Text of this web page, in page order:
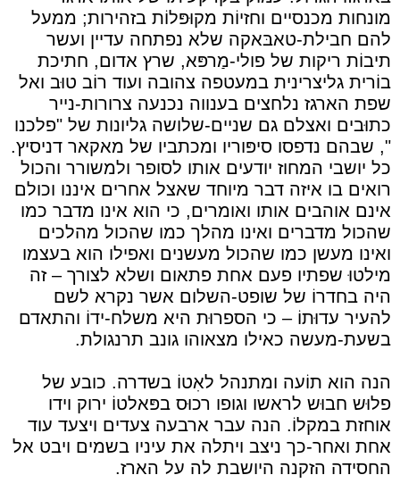
מונחות מכנסיים וחזיוֹת מקוּפּלוֹת בזהירות; ממעל
להם חבילת-טאבּאקה שלא נפתחה עדיין ועשר
תיבוֹת ריקות של פולי-מַרפּא, שרץ אדום, חתיכת
בוֹרית גליצרינית במעטפה צהובה ועוד רוֹב טוּב ואל
שפת הארגז נלחצים בענווה נכנעה צרורות-נייר
כתוּבים ואצלם גם שניים-שלושה גליונות של "פלכנו
", שבהם נדפסו סיפּוריו ומכתביו של מאקאר דניסיץ.
כל יושבי המחוז יודעים אותו לסופר ולמשורר והכול
רואים בו איזה דבר מיוחד שאצל אחרים איננו וכולם
אינם אוהבים אותו ואומרים, כי הוא אינו מדבר כמו
שהכול מדברים ואינו מהלך כמו שהכול מהלכים
ואינו מעשן כמו שהכול מעשנים ואפילו הוא בעצמו
מילטוּ שפתיו פעם אחת פתאום ושלא לצורך – זה
היה בחדרוֹ של שופט-השלום אשר נקרא לשם
להעיר עדוּתוֹ – כי הספרוּת היא משלח-ידוֹ והתאדם
בשעת-מעשה כאילו מצאוהו גונב תרנגולת.
הנה הוא תוֹעה ומתנהל לאִטוֹ בשדרה. כובע של
פלוּש חבוּש לראשו וגופו רכוּס בפּאלטוֹ ירוק וידו
אוחזת במקלוֹ. הנה עבר ארבעה צעדים ויצעד עוד
אחת ואחר-כך ניצב ויתלה את עיניו בשמים ויבט אל
החסידה הזקנה היושבת לה על הארז.